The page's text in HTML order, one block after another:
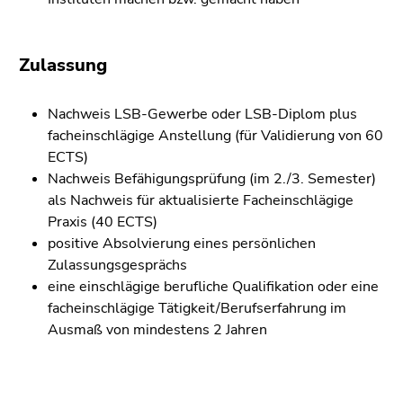
Zulassung
Nachweis LSB-Gewerbe oder LSB-Diplom plus
facheinschlägige Anstellung (für Validierung von 60
ECTS)
Nachweis Befähigungsprüfung (im 2./3. Semester)
als Nachweis für aktualisierte Facheinschlägige
Praxis (40 ECTS)
positive Absolvierung eines persönlichen
Zulassungsgesprächs
eine einschlägige berufliche Qualifikation oder eine
facheinschlägige Tätigkeit/Berufserfahrung im
Ausmaß von mindestens 2 Jahren